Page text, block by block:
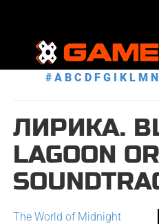
# A B C D F G I K L M N
ЛИРИКА.
LAGOON
The World of Midnight